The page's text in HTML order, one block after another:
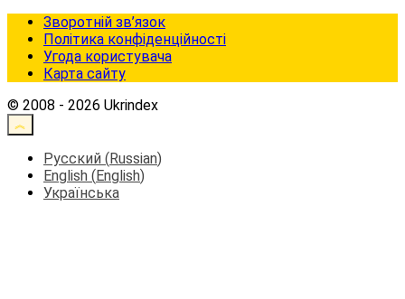
Зворотній зв’язок
Політика конфіденційності
Угода користувача
Карта сайту
© 2008 - 2026 Ukrindex
Русский (Russian)
English (English)
Українська